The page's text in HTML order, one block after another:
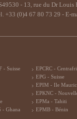
- 13, rue du Dr
+33 (0)4 67 80 73 29 - E-
- Suisse
- Ghana
EPCRC -
EPG - Suisse
EPIM - Ile
EPKNC -
EPMa - Tahiti
EPMB - Bénin